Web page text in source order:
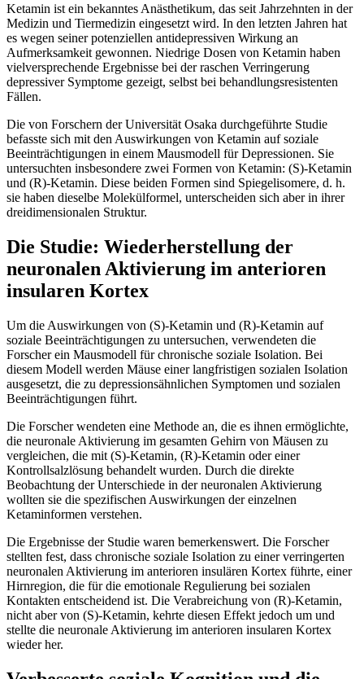
Ketamin ist ein bekanntes Anästhetikum, das seit Jahrzehnten in der
Medizin und Tiermedizin eingesetzt wird. In den letzten Jahren hat
es wegen seiner potenziellen antidepressiven Wirkung an
Aufmerksamkeit gewonnen. Niedrige Dosen von Ketamin haben
vielversprechende Ergebnisse bei der raschen Verringerung
depressiver Symptome gezeigt, selbst bei behandlungsresistenten
Fällen.
Die von Forschern der Universität Osaka durchgeführte Studie
befasste sich mit den Auswirkungen von Ketamin auf soziale
Beeinträchtigungen in einem Mausmodell für Depressionen. Sie
untersuchten insbesondere zwei Formen von Ketamin: (S)-Ketamin
und (R)-Ketamin. Diese beiden Formen sind Spiegelisomere, d. h.
sie haben dieselbe Molekülformel, unterscheiden sich aber in ihrer
dreidimensionalen Struktur.
Die Studie: Wiederherstellung der
neuronalen Aktivierung im anterioren
insularen Kortex
Um die Auswirkungen von (S)-Ketamin und (R)-Ketamin auf
soziale Beeinträchtigungen zu untersuchen, verwendeten die
Forscher ein Mausmodell für chronische soziale Isolation. Bei
diesem Modell werden Mäuse einer langfristigen sozialen Isolation
ausgesetzt, die zu depressionsähnlichen Symptomen und sozialen
Beeinträchtigungen führt.
Die Forscher wendeten eine Methode an, die es ihnen ermöglichte,
die neuronale Aktivierung im gesamten Gehirn von Mäusen zu
vergleichen, die mit (S)-Ketamin, (R)-Ketamin oder einer
Kontrollsalzlösung behandelt wurden. Durch die direkte
Beobachtung der Unterschiede in der neuronalen Aktivierung
wollten sie die spezifischen Auswirkungen der einzelnen
Ketaminformen verstehen.
Die Ergebnisse der Studie waren bemerkenswert. Die Forscher
stellten fest, dass chronische soziale Isolation zu einer verringerten
neuronalen Aktivierung im anterioren insulären Kortex führte, einer
Hirnregion, die für die emotionale Regulierung bei sozialen
Kontakten entscheidend ist. Die Verabreichung von (R)-Ketamin,
nicht aber von (S)-Ketamin, kehrte diesen Effekt jedoch um und
stellte die neuronale Aktivierung im anterioren insularen Kortex
wieder her.